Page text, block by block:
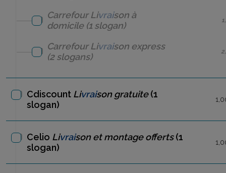
CarrefourLivraison à
domicile(1 slogan)
CarrefourLivraison express
(2 slogans)
Cdiscount Livraison gratuite(1
slogan)
Celio Livraison et montage offerts(1
slogan)